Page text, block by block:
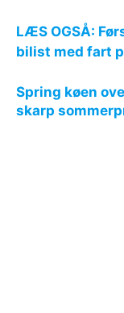
LÆS OGSÅ:
bilist med fart
Spring køen
skarp